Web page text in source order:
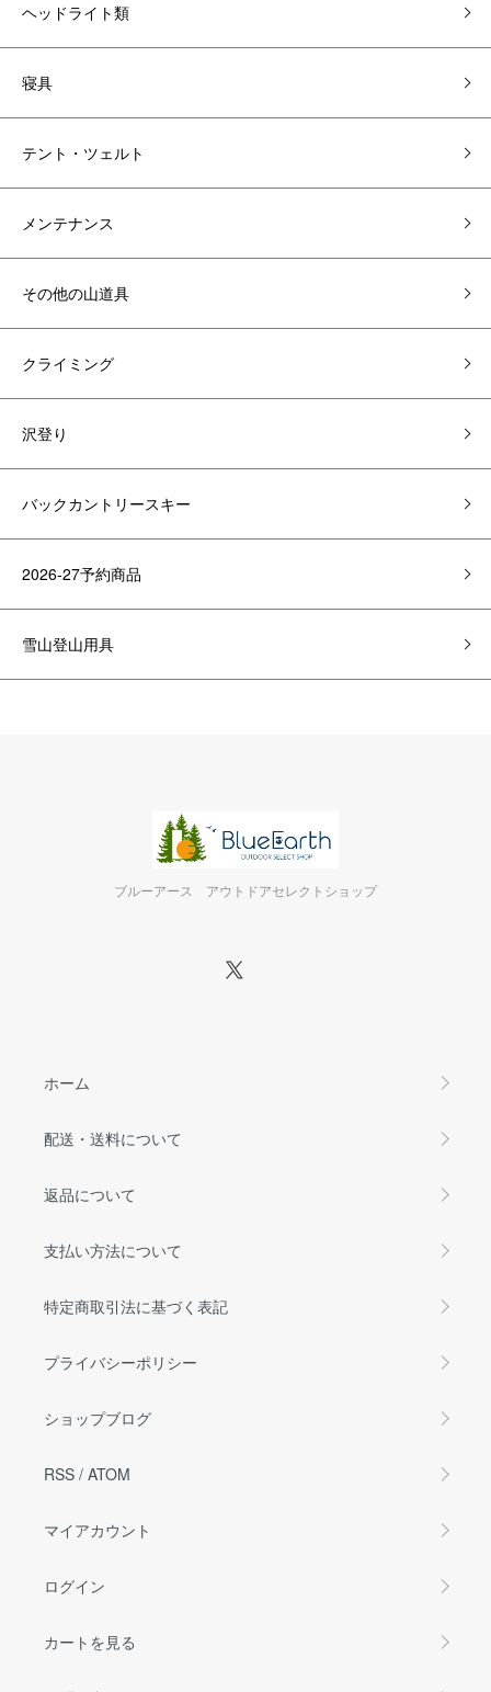
ヘッドライト類
寝具
テント・ツェルト
メンテナンス
その他の山道具
クライミング
沢登り
バックカントリースキー
2026-27予約商品
雪山登山用具
ブルーアース アウトドアセレクトショップ
ホーム
配送・送料について
返品について
支払い方法について
特定商取引法に基づく表記
プライバシーポリシー
ショップブログ
RSS / ATOM
マイアカウント
ログイン
カートを見る